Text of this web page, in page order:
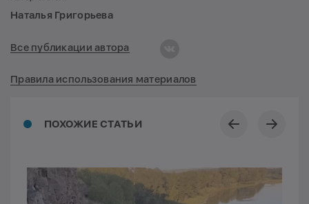
ПОХОЖИЕ СТАТЬИ
Наталья Григорьева
Все публикации автора
Правила использования материалов